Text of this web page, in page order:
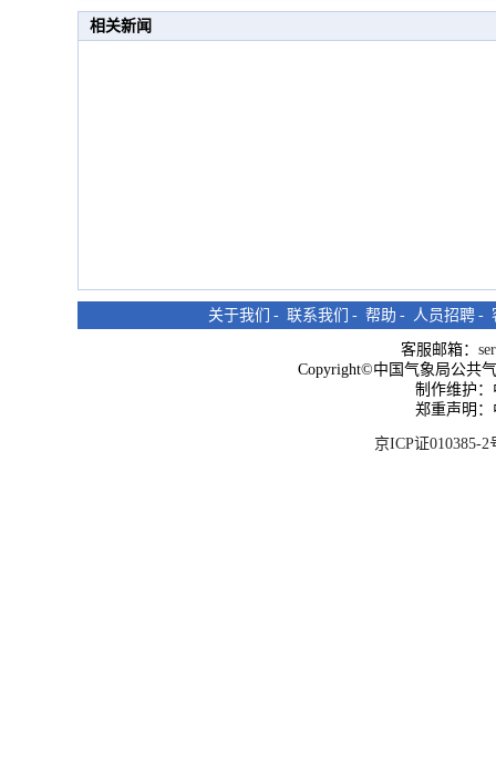
相关新闻
关于我们 - 联系我们 - 帮助 - 人员招聘 -
客服邮箱：
Copyright©中国气象局公共
制作维护
郑重声明
京ICP证010385-2